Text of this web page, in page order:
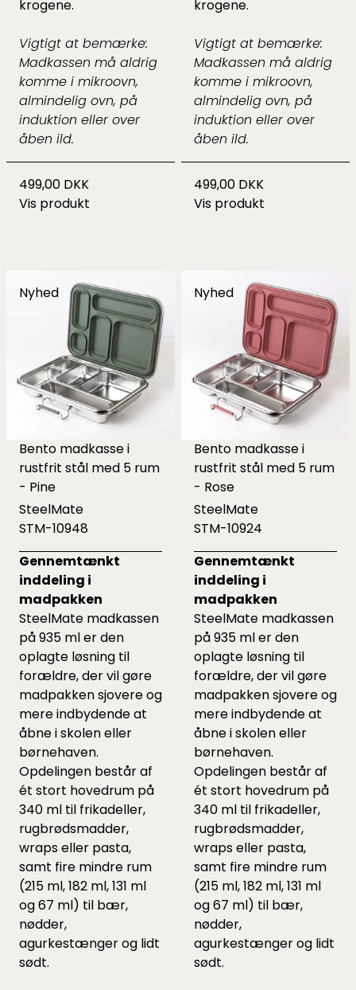
krogene.
Vigtigt at bemærke:
Madkassen må aldrig
komme i mikroovn,
almindelig ovn, på
induktion eller over
åben ild.
499,00 DKK
Vis produkt
krogene.
Vigtigt at bemærke:
Madkassen må aldrig
komme i mikroovn,
almindelig ovn, på
induktion eller over
åben ild.
499,00 DKK
Vis produkt
Nyhed
Bento madkasse i
rustfrit stål med 5 rum
- Pine
SteelMate
STM-10948
Gennemtænkt
inddeling i
madpakken
SteelMate madkassen
på 935 ml er den
oplagte løsning til
forældre, der vil gøre
madpakken sjovere og
mere indbydende at
åbne i skolen eller
børnehaven.
Opdelingen består af
ét stort hovedrum på
340 ml til frikadeller,
rugbrødsmadder,
wraps eller pasta,
samt fire mindre rum
(215 ml, 182 ml, 131 ml
og 67 ml) til bær,
nødder,
agurkestænger og lidt
sødt.
Nyhed
Bento madkasse i
rustfrit stål med 5 rum
- Rose
SteelMate
STM-10924
Gennemtænkt
inddeling i
madpakken
SteelMate madkassen
på 935 ml er den
oplagte løsning til
forældre, der vil gøre
madpakken sjovere og
mere indbydende at
åbne i skolen eller
børnehaven.
Opdelingen består af
ét stort hovedrum på
340 ml til frikadeller,
rugbrødsmadder,
wraps eller pasta,
samt fire mindre rum
(215 ml, 182 ml, 131 ml
og 67 ml) til bær,
nødder,
agurkestænger og lidt
sødt.